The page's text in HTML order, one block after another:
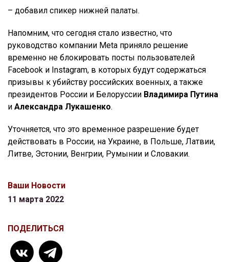
– добавил спикер нижней палаты.
Напомним, что сегодня стало известно, что
руководство компании Meta приняло решение
временно не блокировать посты пользователей
Facebook и Instagram, в которых будут содержаться
призывы к убийству российских военных, а также
президентов России и Белоруссии Владимира Путина
и Александра Лукашенко.
Уточняется, что это временное разрешение будет
действовать в России, на Украине, в Польше, Латвии,
Литве, Эстонии, Венгрии, Румынии и Словакии.
Ваши Новости
11 марта 2022
ПОДЕЛИТЬСЯ